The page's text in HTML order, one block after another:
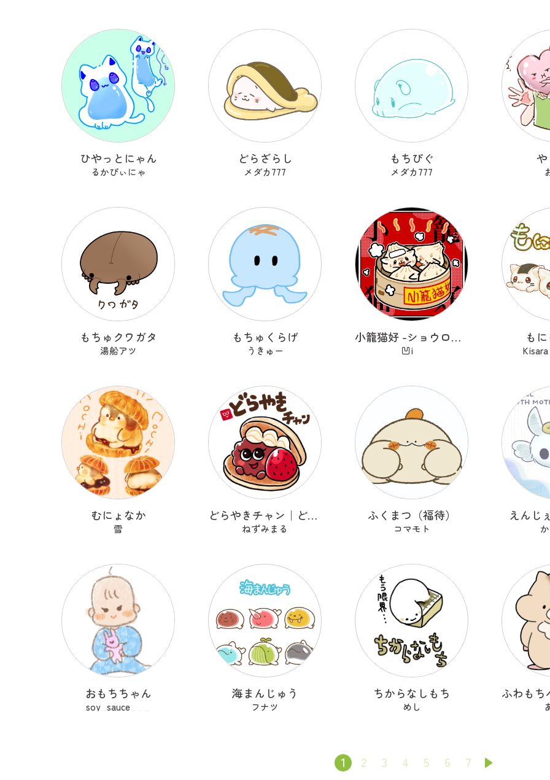
ひやっとにゃん
るかぴぃにゃ
どらざらし
メダカ777
もちぴぐ
メダカ777
もちゅクワガタ
湯船アツ
もちゅくらげ
うきゅー
小籠猫好 -ショウロンニャンハオ-
凹i
も
むにょなか
雪
どらやきチャン｜どらベリー
ねずみまる
ふくまつ（福待）
コマモト
えんじ
おもちちゃん
soy_sauce___
海まんじゅう
フナツ
ちからなしもち
めし
1 2 3 4 5 6 7